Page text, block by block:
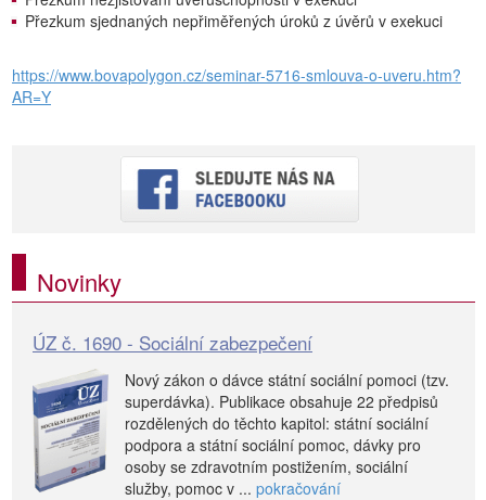
Přezkum sjednaných nepřiměřených úroků z úvěrů v exekuci
https://www.bovapolygon.cz/seminar-5716-smlouva-o-uveru.htm?
AR=Y
Novinky
ÚZ č. 1690 - Sociální zabezpečení
Nový zákon o dávce státní sociální pomoci (tzv.
superdávka). Publikace obsahuje 22 předpisů
rozdělených do těchto kapitol: státní sociální
podpora a státní sociální pomoc, dávky pro
osoby se zdravotním postižením, sociální
služby, pomoc v ... pokračování